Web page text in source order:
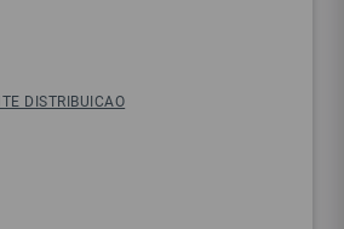
DISTRIBUICAO